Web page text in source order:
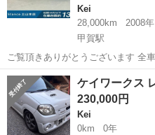
Kei
28,000km
2008年
甲賀駅
ご覧頂きありがとうございます 全車 goonet カーセンサー 掲載！！
M's Stance 土山本店 軽自動車専門店 ☆気になる車があれば
に...
滋賀 甲賀市 甲賀駅 Kei
230,000円
Kei
0km
0年